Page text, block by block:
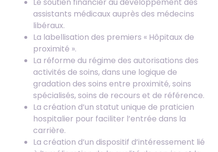
assistants médicaux auprès des médecins
libéraux.
La labellisation des premiers « Hôpitaux de
proximité ».
La réforme du régime des autorisations des
activités de soins, dans une logique de
gradation des soins entre proximité, soins
spécialisés, soins de recours et de référence.
La création d’un statut unique de praticien
hospitalier pour faciliter l’entrée dans la
carrière.
La création d’un dispositif d’intéressement lié